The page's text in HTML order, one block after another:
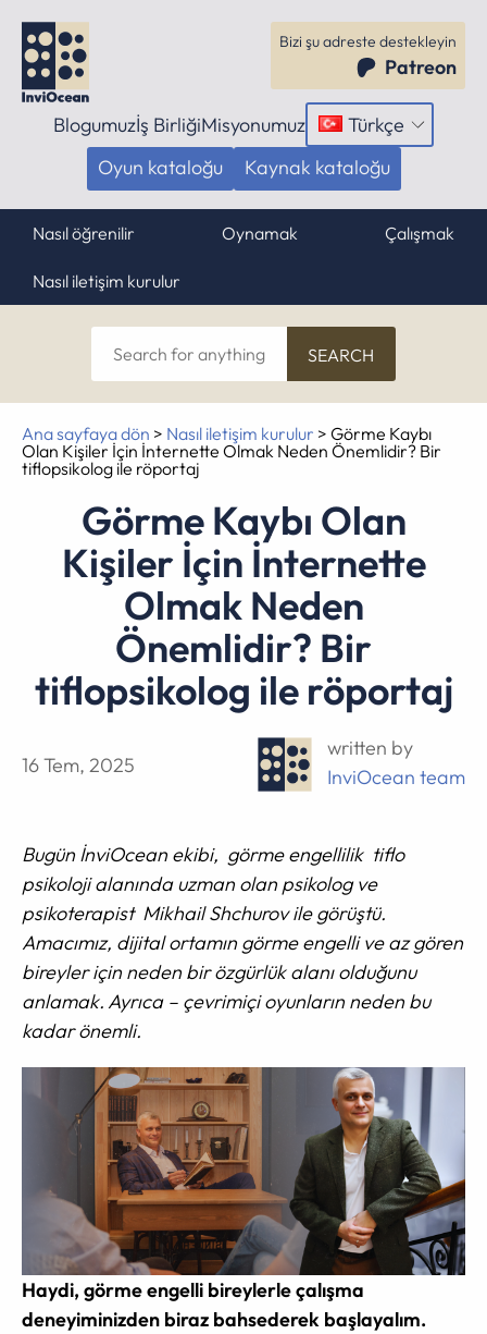
Bizi şu adreste destekleyin
Patreon
Blogumuzİş BirliğiMisyonumuz Türkçe
Menüyü
aç
Oyun kataloğu Kaynak kataloğu
Nasıl öğrenilir Oynamak Çalışmak
Nasıl iletişim kurulur
Search
for
anything
Ana sayfaya dön > Nasıl iletişim kurulur > Görme Kaybı
Olan Kişiler İçin İnternette Olmak Neden Önemlidir? Bir
tiflopsikolog ile röportaj
Görme Kaybı Olan
Kişiler İçin İnternette
Olmak Neden
Önemlidir? Bir
tiflopsikolog ile röportaj
16 Tem, 2025
written by
InviOcean team
Bugün İnviOcean ekibi, görme engellilik tiflo
psikoloji alanında uzman olan psikolog ve
psikoterapist Mikhail Shchurov ile görüştü.
Amacımız, dijital ortamın görme engelli ve az gören
bireyler için neden bir özgürlük alanı olduğunu
anlamak. Ayrıca – çevrimiçi oyunların neden bu
kadar önemli.
Haydi, görme engelli bireylerle çalışma
deneyiminizden biraz bahsederek başlayalım.